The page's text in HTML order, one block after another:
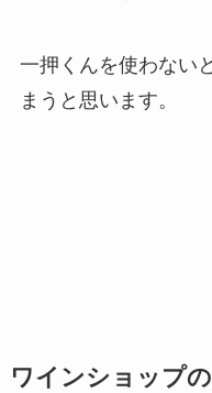
一押くんを使わない
まうと思います。
ワインショップ